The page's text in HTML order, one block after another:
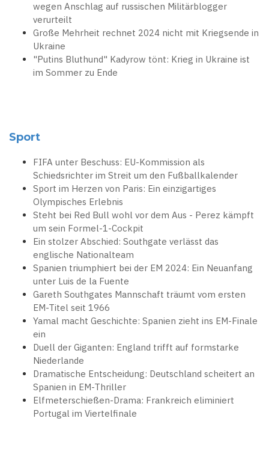
wegen Anschlag auf russischen Militärblogger
verurteilt
Große Mehrheit rechnet 2024 nicht mit Kriegsende in
Ukraine
"Putins Bluthund" Kadyrow tönt: Krieg in Ukraine ist
im Sommer zu Ende
Sport
FIFA unter Beschuss: EU-Kommission als
Schiedsrichter im Streit um den Fußballkalender
Sport im Herzen von Paris: Ein einzigartiges
Olympisches Erlebnis
Steht bei Red Bull wohl vor dem Aus - Perez kämpft
um sein Formel-1-Cockpit
Ein stolzer Abschied: Southgate verlässt das
englische Nationalteam
Spanien triumphiert bei der EM 2024: Ein Neuanfang
unter Luis de la Fuente
Gareth Southgates Mannschaft träumt vom ersten
EM-Titel seit 1966
Yamal macht Geschichte: Spanien zieht ins EM-Finale
ein
Duell der Giganten: England trifft auf formstarke
Niederlande
Dramatische Entscheidung: Deutschland scheitert an
Spanien in EM-Thriller
Elfmeterschießen-Drama: Frankreich eliminiert
Portugal im Viertelfinale